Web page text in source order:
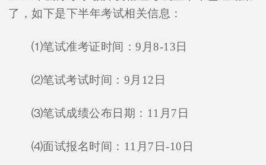
了，如下是下半年考试相关信息：
⑴笔试准考证时间：9月8-13日
⑵笔试考试时间：9月12日
⑶笔试成绩公布日期：11月7日
⑷面试报名时间：11月7日-10日